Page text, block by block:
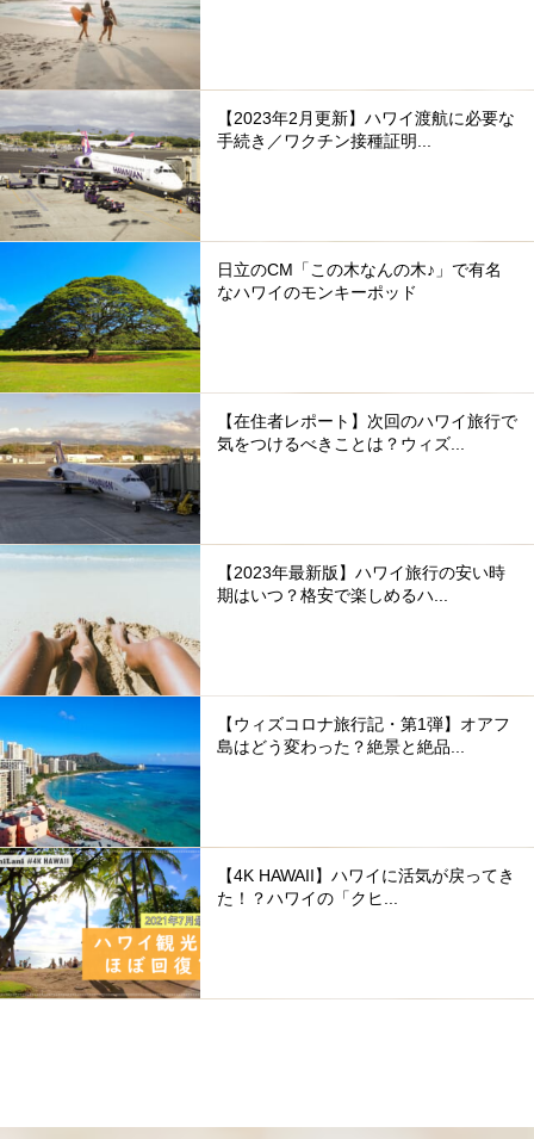
【2023年2月更新】ハワイ渡航に必要な
手続き／ワクチン接種証明...
日立のCM「この木なんの木♪」で有名
なハワイのモンキーポッド
【在住者レポート】次回のハワイ旅行で
気をつけるべきことは？ウィズ...
【2023年最新版】ハワイ旅行の安い時
期はいつ？格安で楽しめるハ...
【ウィズコロナ旅行記・第1弾】オアフ
島はどう変わった？絶景と絶品...
【4K HAWAII】ハワイに活気が戻ってき
た！？ハワイの「クヒ...